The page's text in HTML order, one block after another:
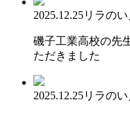
2025.12.25リラのい
磯子工業高校の先
ただきました
2025.12.25リラのい